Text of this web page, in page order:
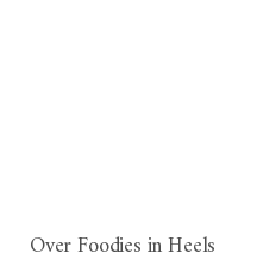
Over Foodies in Heels